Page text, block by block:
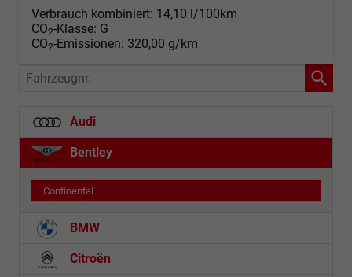
Verbrauch kombiniert: 14,10 l/100km
CO2-Klasse: G
CO2-Emissionen: 320,00 g/km
Fahrzeugnr.
Audi
Bentley
Continental
BMW
Citroën